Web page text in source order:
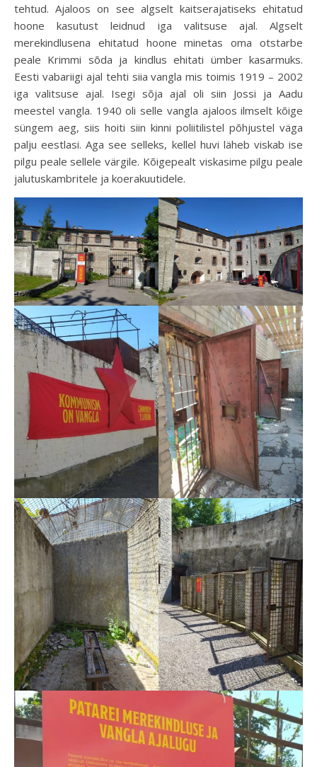
tehtud. Ajaloos on see algselt kaitserajatiseks ehitatud
hoone kasutust leidnud iga valitsuse ajal. Algselt
merekindlusena ehitatud hoone minetas oma otstarbe
peale Krimmi sõda ja kindlus ehitati ümber kasarmuks.
Eesti vabariigi ajal tehti siia vangla mis toimis 1919 – 2002
iga valitsuse ajal. Isegi sõja ajal oli siin Jossi ja Aadu
meestel vangla. 1940 oli selle vangla ajaloos ilmselt kõige
süngem aeg, siis hoiti siin kinni poliitilistel põhjustel väga
palju eestlasi. Aga see selleks, kellel huvi läheb viskab ise
pilgu peale sellele värgile. Kõigepealt viskasime pilgu peale
jalutuskambritele ja koerakuutidele.